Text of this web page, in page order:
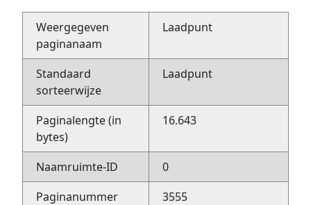
Weergegeven
paginanaam
Laadpunt
Standaard
sorteerwijze
Laadpunt
Paginalengte (in
bytes)
16.643
Naamruimte-ID
0
Paginanummer
3555